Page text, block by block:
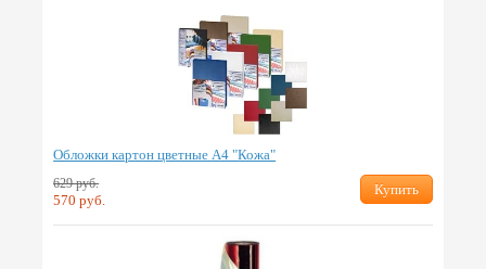
Обложки картон цветные А4 "Кожа"
629 руб.
570 руб.
Купить